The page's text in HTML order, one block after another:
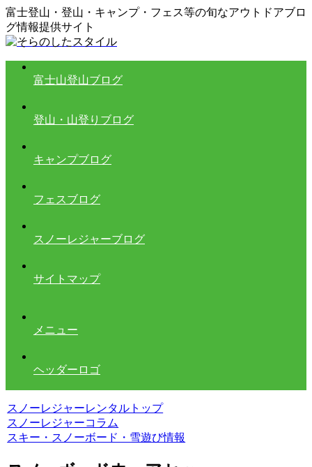
富士登山・登山・キャンプ・フェス等の旬なアウトドアブロ
グ情報提供サイト
富士山登山ブログ
登山・山登りブログ
キャンプブログ
フェスブログ
スノーレジャーブログ
サイトマップ
メニュー
ヘッダーロゴ
スノーレジャーレンタルトップ
スノーレジャーコラム
スキー・スノーボード・雪遊び情報